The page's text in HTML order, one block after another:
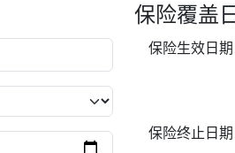
保险覆盖
保险生效日期
保险终止日期